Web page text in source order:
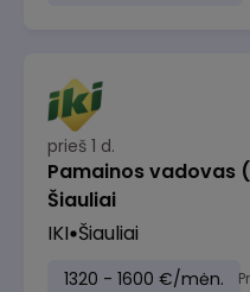
prieš 1 d.
Pamainos vadovas
Šiauliai
IKI Šiauliai
1320 - 1600 €/mėn.